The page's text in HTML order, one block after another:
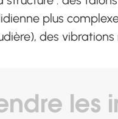
plus
des
les